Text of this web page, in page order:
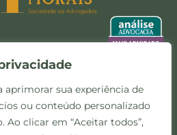
aprimorar sua experiência de
ou conteúdo personalizado
Ao clicar em “Aceitar todos”,
2024 -
os direitos
reservados.
Site desenvolvido pela
Otimize Comunicação